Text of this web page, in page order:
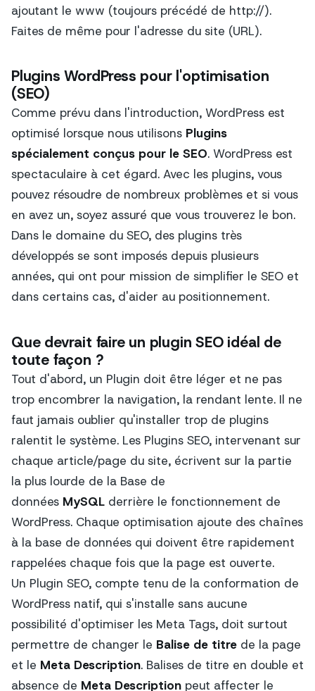
ajoutant le www (toujours précédé de http://).
Faites de même pour l'adresse du site (URL).
Plugins WordPress pour l'optimisation
(SEO)
Comme prévu dans l'introduction, WordPress est
optimisé lorsque nous utilisons Plugins
spécialement conçus pour le SEO. WordPress est
spectaculaire à cet égard. Avec les plugins, vous
pouvez résoudre de nombreux problèmes et si vous
en avez un, soyez assuré que vous trouverez le bon.
Dans le domaine du SEO, des plugins très
développés se sont imposés depuis plusieurs
années, qui ont pour mission de simplifier le SEO et
dans certains cas, d'aider au positionnement.
Que devrait faire un plugin SEO idéal de
toute façon ?
Tout d'abord, un Plugin doit être léger et ne pas
trop encombrer la navigation, la rendant lente. Il ne
faut jamais oublier qu'installer trop de plugins
ralentit le système. Les Plugins SEO, intervenant sur
chaque article/page du site, écrivent sur la partie
la plus lourde de la Base de
données MySQL derrière le fonctionnement de
WordPress. Chaque optimisation ajoute des chaînes
à la base de données qui doivent être rapidement
rappelées chaque fois que la page est ouverte.
Un Plugin SEO, compte tenu de la conformation de
WordPress natif, qui s'installe sans aucune
possibilité d'optimiser les Meta Tags, doit surtout
permettre de changer le Balise de titre de la page
et le Meta Description. Balises de titre en double et
absence de Meta Description peut affecter le